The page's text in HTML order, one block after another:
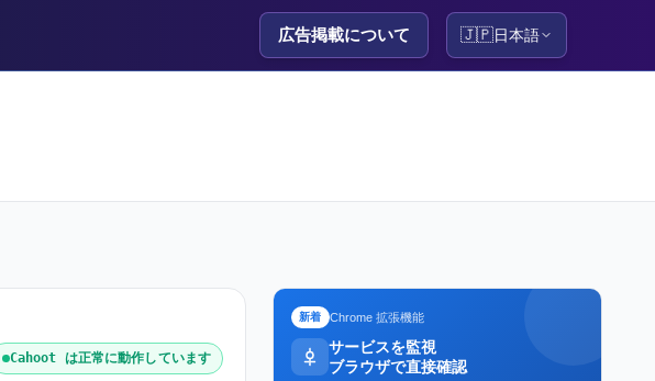
広告掲載について 🇯🇵日本語
Cahoot は正常に動作しています
新着 Chrome 拡張機能
サービスを監視
ブラウザで直接確認